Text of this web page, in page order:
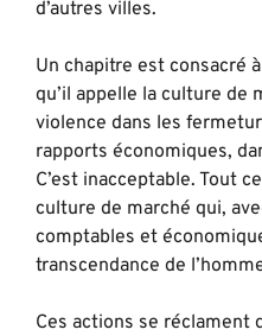
d’autres villes.
Un chapitre est consacré
qu’il appelle la culture de
violence dans les
rapports économiques,
C’est inacceptable. Tout
culture de marché qui,
comptables et
transcendance de
Ces actions se réclament